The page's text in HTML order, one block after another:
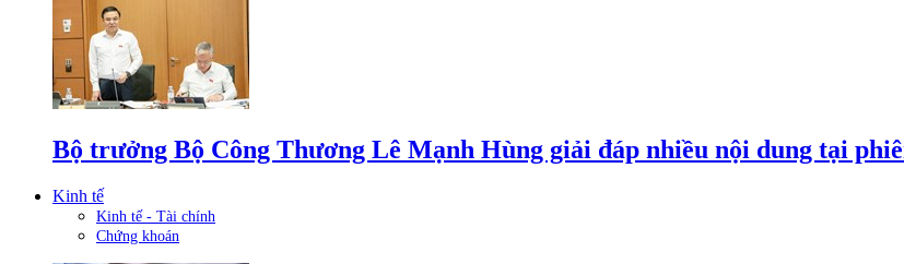
Bộ trưởng Bộ Công Thương Lê Mạnh Hùng giải đáp nhiều nội dung tại
Kinh tế
Kinh tế - Tài chính
Chứng khoán